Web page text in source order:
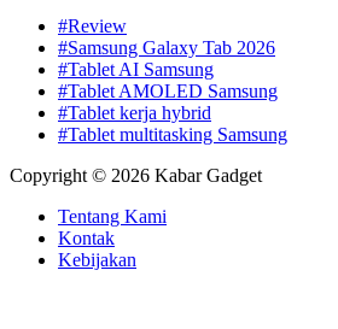
#Review
#Samsung Galaxy Tab 2026
#Tablet AI Samsung
#Tablet AMOLED Samsung
#Tablet kerja hybrid
#Tablet multitasking Samsung
Copyright © 2026 Kabar Gadget
Tentang Kami
Kontak
Kebijakan